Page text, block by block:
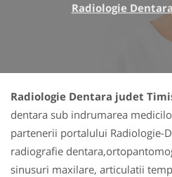
Radiologie Dentara
Radiologie Dentara judet
dentara sub indrumarea
partenerii portalului Radiologie-
radiografie
sinusuri maxilare, articulatii